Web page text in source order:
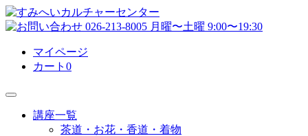
マイページ
カート 0
講座一覧
茶道・お花・香道・着物